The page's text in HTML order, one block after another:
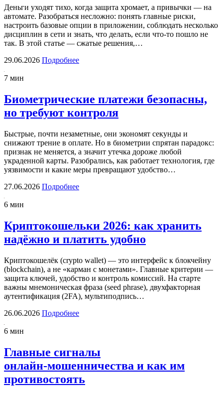
Деньги уходят тихо, когда защита хромает, а привычки — на
автомате. Разобраться несложно: понять главные риски,
настроить базовые опции в приложении, соблюдать несколько
дисциплин в сети и знать, что делать, если что-то пошло не
так. В этой статье — сжатые решения,…
29.06.2026 Подробнее
7 мин
Биометрические платежи безопасны,
но требуют контроля
Быстрые, почти незаметные, они экономят секунды и
снижают трение в оплате. Но в биометрии спрятан парадокс:
признак не меняется, а значит утечка дороже любой
украденной карты. Разобрались, как работает технология, где
уязвимости и какие меры превращают удобство…
27.06.2026 Подробнее
6 мин
Криптокошельки 2026: как хранить
надёжно и платить удобно
Криптокошелёк (crypto wallet) — это интерфейс к блокчейну
(blockchain), а не «карман с монетами». Главные критерии —
защита ключей, удобство и контроль комиссий. На старте
важны мнемоническая фраза (seed phrase), двухфакторная
аутентификация (2FA), мультиподпись…
26.06.2026 Подробнее
6 мин
Главные сигналы
онлайн‑мошенничества и как им
противостоять